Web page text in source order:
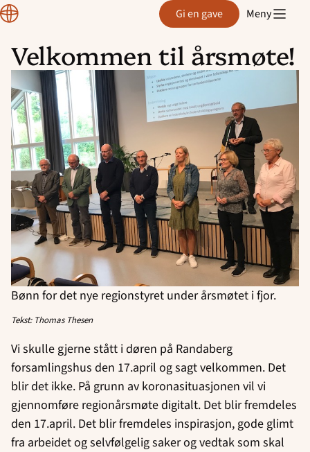
Hopp
til
innhold
Region
Rogaland Gi en gave Meny
Velkommen til årsmøte!
Bønn for det nye regionstyret under årsmøtet i fjor.
Tekst: Thomas Thesen
Vi skulle gjerne stått i døren på Randaberg
forsamlingshus den 17.april og sagt velkommen. Det
blir det ikke. På grunn av koronasituasjonen vil vi
gjennomføre regionårsmøte digitalt. Det blir fremdeles
den 17.april. Det blir fremdeles inspirasjon, gode glimt
fra arbeidet og selvfølgelig saker og vedtak som skal